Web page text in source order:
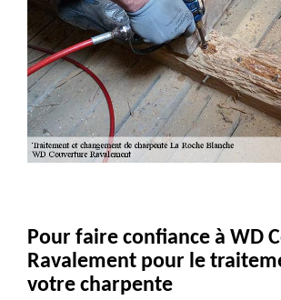
Pour faire confiance à WD
Ravalement pour le
votre charpente